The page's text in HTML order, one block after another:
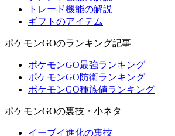
トレード機能の解説
ギフトのアイテム
ポケモンGOのランキング記事
ポケモンGO最強ランキング
ポケモンGO防衛ランキング
ポケモンGO種族値ランキング
ポケモンGOの裏技・小ネタ
イーブイ進化の裏技